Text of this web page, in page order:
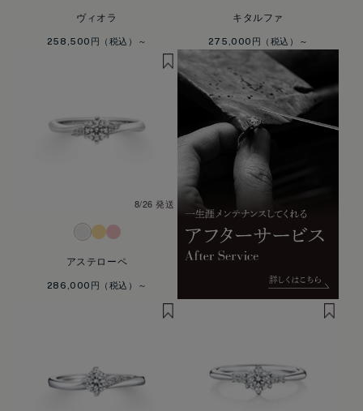
ヴィオラ
258,500円
キタルファ
275,000円
8/26 発送
アステローペ
286,000円